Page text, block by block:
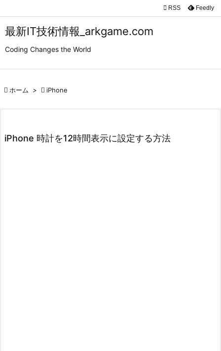
最新IT技術情報_arkgame.com
Coding Changes the World


 RSS Feedly
 ホーム >  iPhone
iPhone 時計を12時間表示に設定する方法